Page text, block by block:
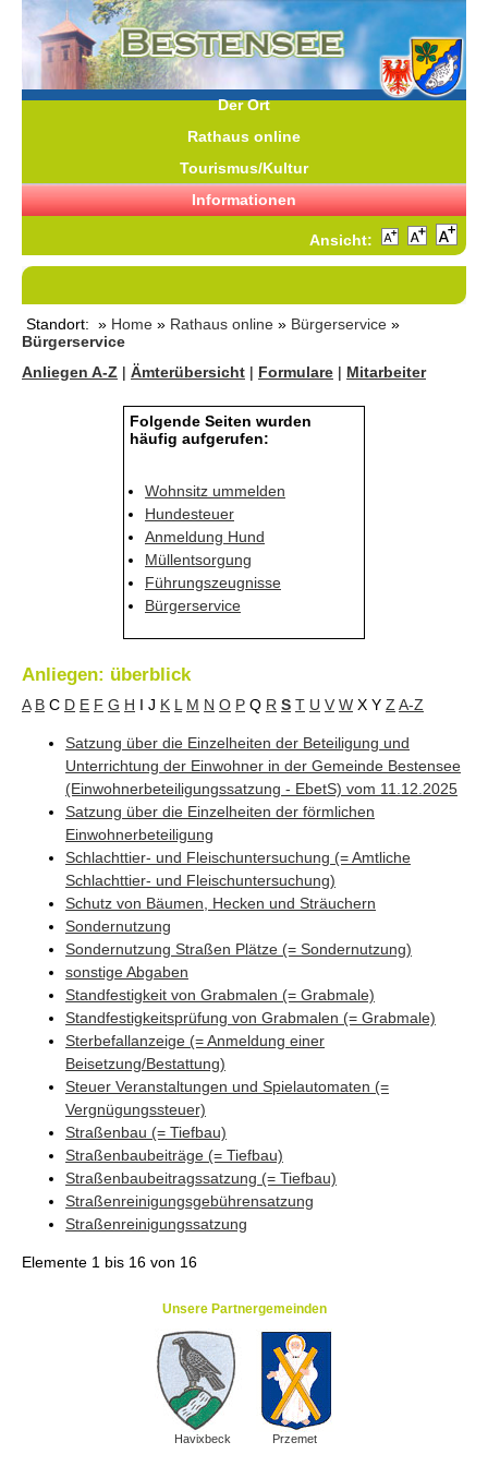
Der Ort
Rathaus online
Tourismus/Kultur
Informationen
Ansicht:
Standort: » Home » Rathaus online » Bürgerservice »
Bürgerservice
Anliegen A-Z | Ämterübersicht | Formulare | Mitarbeiter
Folgende Seiten wurden
häufig aufgerufen:
Wohnsitz ummelden
Hundesteuer
Anmeldung Hund
Müllentsorgung
Führungszeugnisse
Bürgerservice
Anliegen: überblick
A B C D E F G H I J K L M N O P Q R S T U V W X Y Z A-Z
Satzung über die Einzelheiten der Beteiligung und
Unterrichtung der Einwohner in der Gemeinde Bestensee
(Einwohnerbeteiligungssatzung - EbetS) vom 11.12.2025
Satzung über die Einzelheiten der förmlichen
Einwohnerbeteiligung
Schlachttier- und Fleischuntersuchung (= Amtliche
Schlachttier- und Fleischuntersuchung)
Schutz von Bäumen, Hecken und Sträuchern
Sondernutzung
Sondernutzung Straßen Plätze (= Sondernutzung)
sonstige Abgaben
Standfestigkeit von Grabmalen (= Grabmale)
Standfestigkeitsprüfung von Grabmalen (= Grabmale)
Sterbefallanzeige (= Anmeldung einer
Beisetzung/Bestattung)
Steuer Veranstaltungen und Spielautomaten (=
Vergnügungssteuer)
Straßenbau (= Tiefbau)
Straßenbaubeiträge (= Tiefbau)
Straßenbaubeitragssatzung (= Tiefbau)
Straßenreinigungsgebührensatzung
Straßenreinigungssatzung
Elemente 1 bis 16 von 16
Unsere Partnergemeinden
Havixbeck Przemet